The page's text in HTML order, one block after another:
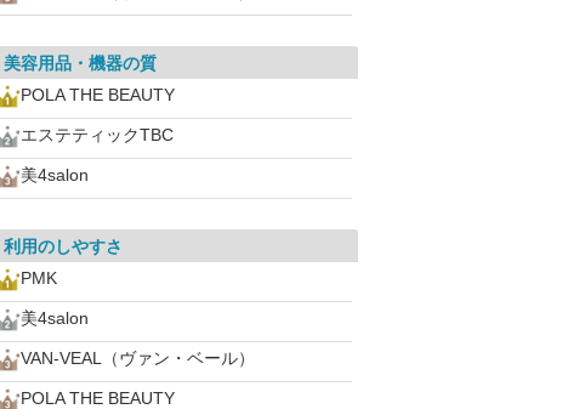
美容用品・機器の質
POLA THE BEAUTY
エステティックTBC
美4salon
利用のしやすさ
PMK
美4salon
VAN-VEAL（ヴァン・ベール）
POLA THE BEAUTY